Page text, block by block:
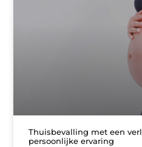
Thuisbevalling met een
persoonlijke ervaring